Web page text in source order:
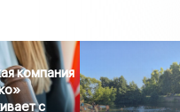
компания
с